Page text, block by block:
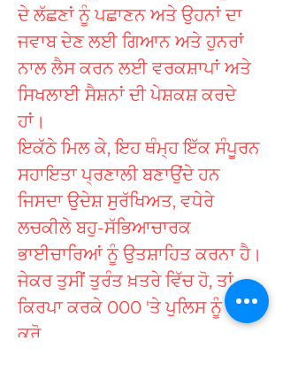
ਦੇ ਲੱਛਣਾਂ ਨੂੰ ਪਛਾਣਨ ਅਤੇ ਉਹਨਾਂ ਦਾ
ਜਵਾਬ ਦੇਣ ਲਈ ਗਿਆਨ ਅਤੇ ਹੁਨਰਾਂ
ਨਾਲ ਲੈਸ ਕਰਨ ਲਈ ਵਰਕਸ਼ਾਪਾਂ ਅਤੇ
ਸਿਖਲਾਈ ਸੈਸ਼ਨਾਂ ਦੀ ਪੇਸ਼ਕਸ਼ ਕਰਦੇ
ਹਾਂ।
ਇਕੱਠੇ ਮਿਲ ਕੇ, ਇਹ ਥੰਮ੍ਹ ਇੱਕ ਸੰਪੂਰਨ
ਸਹਾਇਤਾ ਪ੍ਰਣਾਲੀ ਬਣਾਉਂਦੇ ਹਨ
ਜਿਸਦਾ ਉਦੇਸ਼ ਸੁਰੱਖਿਅਤ, ਵਧੇਰੇ
ਲਚਕੀਲੇ ਬਹੁ-ਸੱਭਿਆਚਾਰਕ
ਭਾਈਚਾਰਿਆਂ ਨੂੰ ਉਤਸ਼ਾਹਿਤ ਕਰਨਾ ਹੈ।
ਜੇਕਰ ਤੁਸੀਂ ਤੁਰੰਤ ਖ਼ਤਰੇ ਵਿੱਚ ਹੋ, ਤਾਂ
ਕਿਰਪਾ ਕਰਕੇ 000 'ਤੇ ਪੁਲਿਸ ਨੂੰ ਕਾਲ
ਕਰੋ